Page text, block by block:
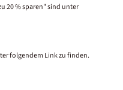
20 % sparen" sind unter
folgendem Link zu finden.